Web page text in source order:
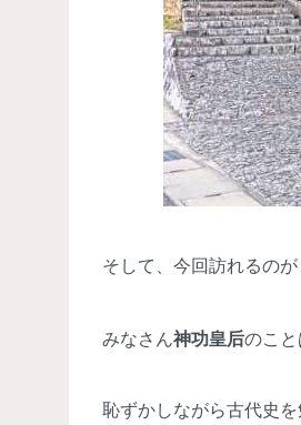
そして、今回訪れるのが
みなさん神功皇后のこと
恥ずかしながら古代史